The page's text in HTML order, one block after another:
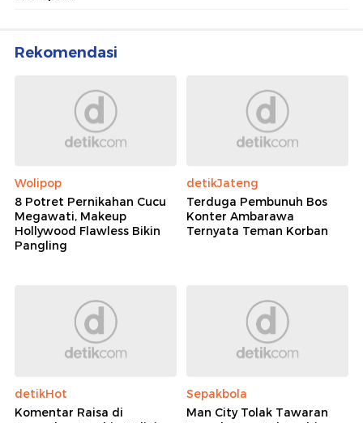
Rekomendasi
Wolipop
8 Potret Pernikahan Cucu
Megawati, Makeup
Hollywood Flawless Bikin
Pangling
detikJateng
Terduga Pembunuh Bos
Konter Ambarawa
Ternyata Teman Korban
detikHot
Komentar Raisa di
Sepakbola
Man City Tolak Tawaran